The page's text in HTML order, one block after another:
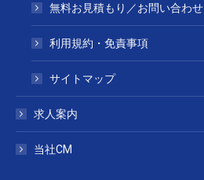
無料お見積もり／お問い合わせ
利用規約・免責事項
サイトマップ
求人案内
当社CM